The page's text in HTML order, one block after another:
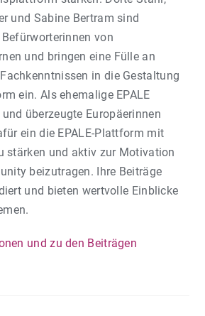
und Sabine Bertram sind
von
und bringen eine Fülle an
in die Gestaltung
ein. Als ehemalige EPALE
überzeugte Europäerinnen
ein die EPALE-Plattform mit
stärken und aktiv zur Motivation
beizutragen. Ihre Beiträge
und bieten wertvolle Einblicke
und zu den Beiträgen